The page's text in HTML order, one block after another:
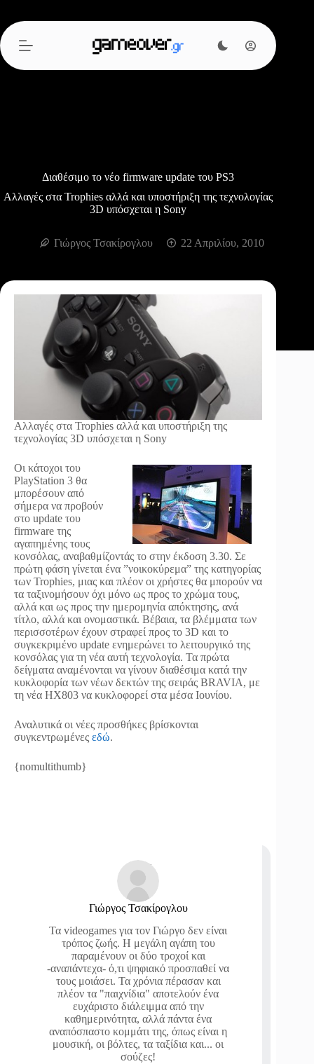
περιεχόμενο
Διαθέσιμο το νέο firmware update του PS3
Αλλαγές στα Trophies αλλά και υποστήριξη της τεχνολογίας
3D υπόσχεται η Sony
Γιώργος Τσακίρογλου 22 Απριλίου, 2010
Αλλαγές στα Trophies αλλά και υποστήριξη της
τεχνολογίας 3D υπόσχεται η Sony
Οι κάτοχοι του
PlayStation 3 θα
μπορέσουν από
σήμερα να προβούν
στο update του
firmware της
αγαπημένης τους
κονσόλας, αναβαθμίζοντάς το στην έκδοση 3.30. Σε
πρώτη φάση γίνεται ένα ”νοικοκύρεμα” της κατηγορίας
των Trophies, μιας και πλέον οι χρήστες θα μπορούν να
τα ταξινομήσουν όχι μόνο ως προς το χρώμα τους,
αλλά και ως προς την ημερομηνία απόκτησης, ανά
τίτλο, αλλά και ονομαστικά. Βέβαια, τα βλέμματα των
περισσοτέρων έχουν στραφεί προς το 3D και το
συγκεκριμένο update ενημερώνει το λειτουργικό της
κονσόλας για τη νέα αυτή τεχνολογία. Τα πρώτα
δείγματα αναμένονται να γίνουν διαθέσιμα κατά την
κυκλοφορία των νέων δεκτών της σειράς BRAVIA, με
τη νέα HX803 να κυκλοφορεί στα μέσα Ιουνίου.
Αναλυτικά οι νέες προσθήκες βρίσκονται
συγκεντρωμένες εδώ.
{nomultithumb}
Γιώργος Τσακίρογλου
Τα videogames για τον Γιώργο δεν είναι
τρόπος ζωής. Η μεγάλη αγάπη του
παραμένουν οι δύο τροχοί και
-αναπάντεχα- ό,τι ψηφιακό προσπαθεί να
τους μοιάσει. Τα χρόνια πέρασαν και
πλέον τα "παιχνίδια" αποτελούν ένα
ευχάριστο διάλειμμα από την
καθημερινότητα, αλλά πάντα ένα
αναπόσπαστο κομμάτι της, όπως είναι η
μουσική, οι βόλτες, τα ταξίδια και... οι
σούζες!